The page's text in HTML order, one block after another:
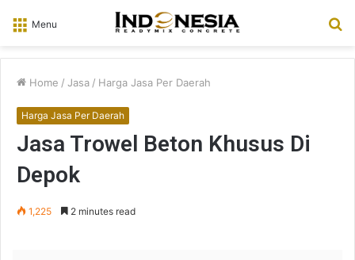
Menu
Home / Jasa / Harga Jasa Per Daerah
Harga Jasa Per Daerah
Jasa Trowel Beton Khusus Di
Depok
1,225 2 minutes read